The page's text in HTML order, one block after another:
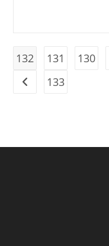
130
131
132
133
מעבר